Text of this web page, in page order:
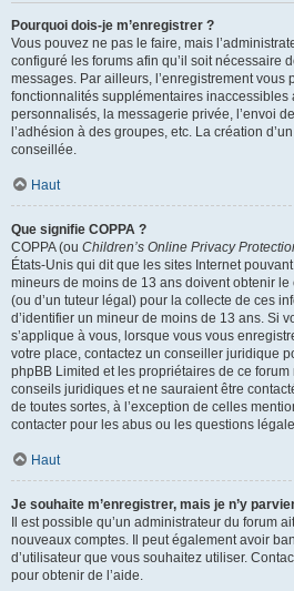
Pourquoi dois-je m’enregistrer ?
Vous pouvez ne pas le faire, mais
configuré les forums afin qu’il soit nécessaire
messages. Par ailleurs, l’enregistrement vous
fonctionnalités supplémentaires inaccessibles
personnalisés, la messagerie privée, l’envoi
l’adhésion à des groupes, etc. La création
conseillée.
Haut
Que signifie COPPA ?
COPPA (ou Children’s Online Privacy
États-Unis qui dit que les sites Internet
mineurs de moins de 13 ans doivent obtenir
(ou d’un tuteur légal) pour la collecte de ces
d’identifier un mineur de moins de 13 ans. Si
s’applique à vous, lorsque vous vous
votre place, contactez un conseiller juridique
phpBB Limited et les propriétaires de ce
conseils juridiques et ne sauraient être
de toutes sortes, à l’exception de celles
contacter pour les abus ou les questions
Haut
Je souhaite m’enregistrer, mais je n’y
Il est possible qu’un administrateur du forum
nouveaux comptes. Il peut également avoir
d’utilisateur que vous souhaitez utiliser.
pour obtenir de l’aide.